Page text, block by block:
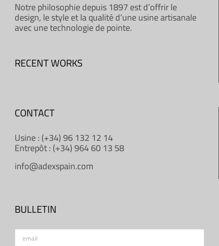
Notre philosophie depuis 1897 est d’offrir le
design, le style et la qualité d’une usine artisanale
avec une technologie de pointe.
RECENT WORKS
CONTACT
Usine : (+34) 96 132 12 14
Entrepôt : (+34) 964 60 13 58
info@adexspain.com
BULLETIN